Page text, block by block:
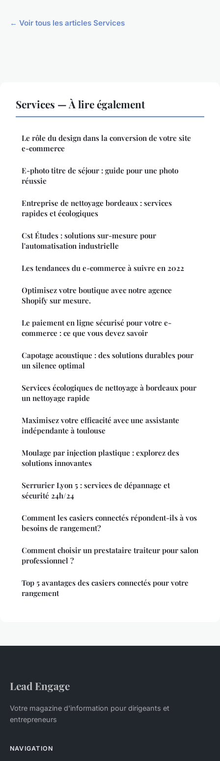
← Voir tous les articles Services
Services — À lire également
Le rôle du design dans la conversion de votre site
e-commerce
E-photo titre de séjour : guide pour une photo
réussie
Entreprise de nettoyage bordeaux : services
rapides et écologiques
Cst Études : solutions sur-mesure pour
l'automatisation industrielle
Les tendances du e-commerce à suivre en 2022
Optimisez votre boutique avec notre agence
Shopify sur mesure.
Le paiement en ligne sécurisé pour votre e-
commerce : ce que vous devez savoir
Capotage acoustique : des solutions durables pour
un silence optimal
Services écologiques de nettoyage à bordeaux pour
un nettoyage rapide
Maximisez votre efficacité avec une assistante
indépendante à toulouse
Moulage par injection plastique : explorez des
solutions innovantes
Serrurier Lyon 5 : services de dépannage et
sécurité 24h/24
Comment les casiers connectés répondent-ils à vos
besoins de rangement?
Comment choisir un prestataire traiteur pour salon
professionnel ?
Top 5 avantages des casiers connectés pour votre
rangement
Lead Engage
Votre magazine d'information pour dirigeants et
entrepreneurs
NAVIGATION